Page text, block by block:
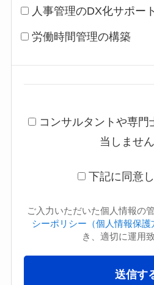
人事管理のDX化サポート
労働時間管理の構築
コンサルタントや専門
当しません
下記に同意し
ご入力いただいた個人情報の
シーポリシー（個人情報保護
き、適切に運用